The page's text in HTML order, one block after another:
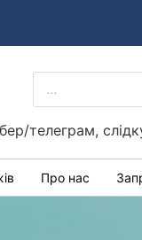
в Україні
PRODUCTS
SEARCH
телеграм,
Про нас